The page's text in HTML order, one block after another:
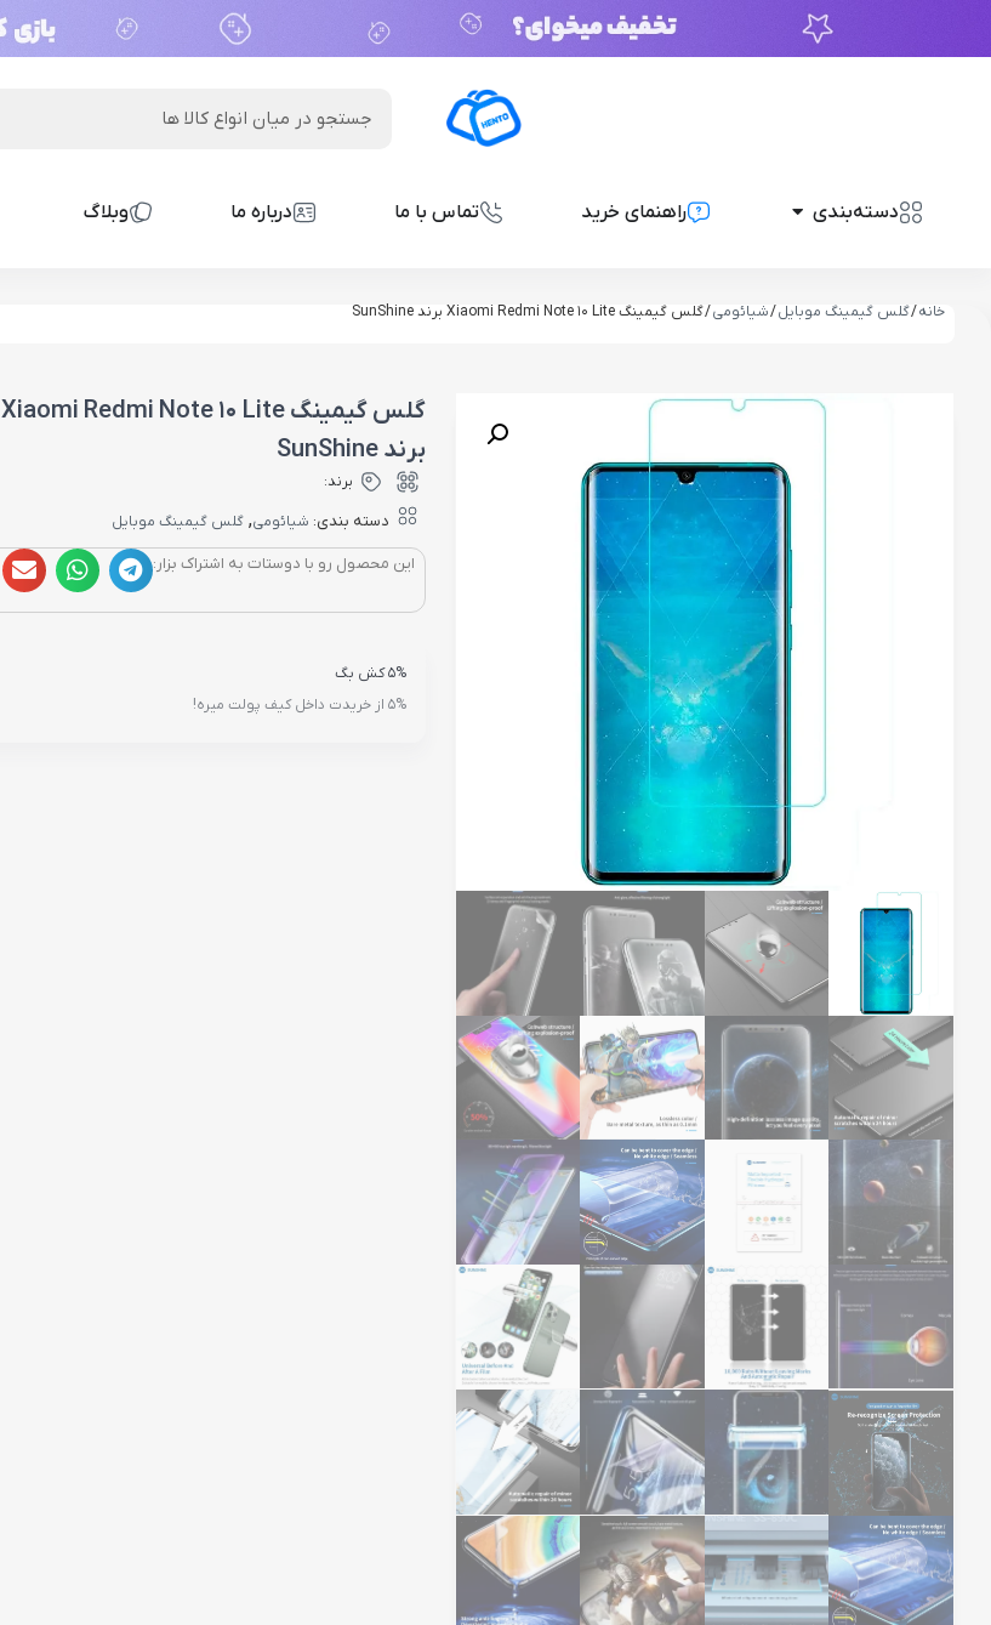
دسته‌بندی راهنمای خرید تماس با ما درباره ما وبلاگ
خانه/گلس گیمینگ موبایل/شیائومی/ گلس گیمینگ Xiaomi Redmi Note 10 Lite برند SunShine
گلس گیمینگ Xiaomi Redmi Note 10 Lite
برند SunShine
برند:
دسته بندی: شیائومی, گلس گیمینگ موبایل
این محصول رو با دوستات به اشتراک بزار:
5% کش بگ
5% از خریدت داخل کیف پولت میره!